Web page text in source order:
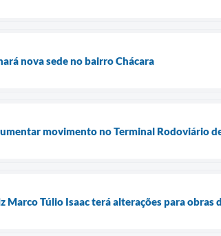
nova sede no bairro Chácara
movimento no Terminal Rodoviário
Marco Túlio Isaac terá alterações para